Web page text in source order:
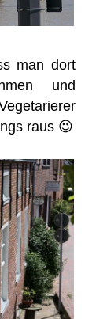
man dort
und
raus 😉